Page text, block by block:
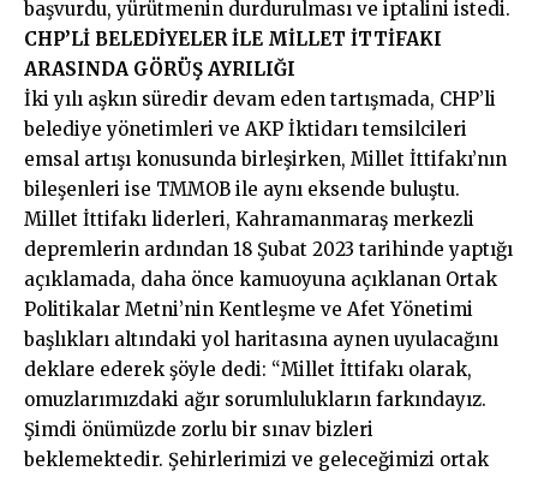
başvurdu, yürütmenin durdurulması ve iptalini istedi.
CHP’Lİ BELEDİYELER İLE MİLLET İTTİFAKI
ARASINDA GÖRÜŞ AYRILIĞI
İki yılı aşkın süredir devam eden tartışmada, CHP’li
belediye yönetimleri ve AKP İktidarı temsilcileri
emsal artışı konusunda birleşirken, Millet İttifakı’nın
bileşenleri ise TMMOB ile aynı eksende buluştu.
Millet İttifakı liderleri, Kahramanmaraş merkezli
depremlerin ardından 18 Şubat 2023 tarihinde yaptığı
açıklamada, daha önce kamuoyuna açıklanan Ortak
Politikalar Metni’nin Kentleşme ve Afet Yönetimi
başlıkları altındaki yol haritasına aynen uyulacağını
deklare ederek şöyle dedi: “Millet İttifakı olarak,
omuzlarımızdaki ağır sorumlulukların farkındayız.
Şimdi önümüzde zorlu bir sınav bizleri
beklemektedir. Şehirlerimizi ve geleceğimizi ortak